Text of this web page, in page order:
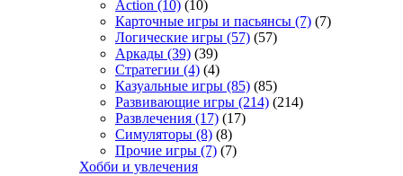
Action (10) (10)
Карточные игры и пасьянсы (7) (7)
Логические игры (57) (57)
Аркады (39) (39)
Стратегии (4) (4)
Казуальные игры (85) (85)
Развивающие игры (214) (214)
Развлечения (17) (17)
Симуляторы (8) (8)
Прочие игры (7) (7)
Хобби и увлечения